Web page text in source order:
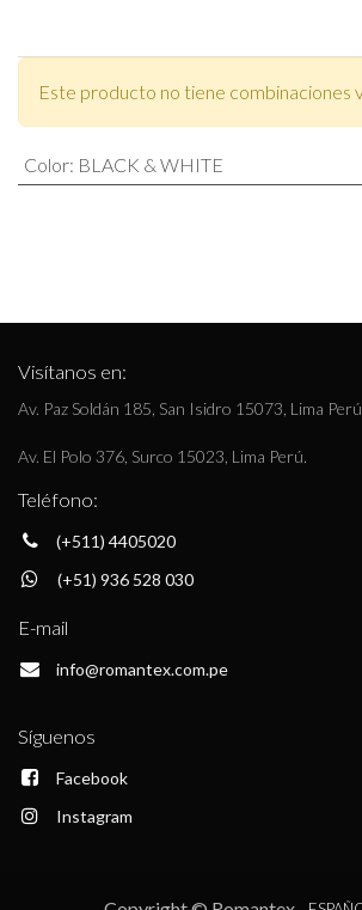
Este producto no tiene combinaciones
Color: BLACK & WHITE
Visítanos en:
Av. Paz Soldán 185, San Isidro 15073, Lima
Av. El Polo 376, Surco 15023, Lima Perú.
Teléfono:
(+511) 4405020
(+51) 936 528 030
E-mail
info@romantex.com.pe
Síguenos
Facebook
Instagram